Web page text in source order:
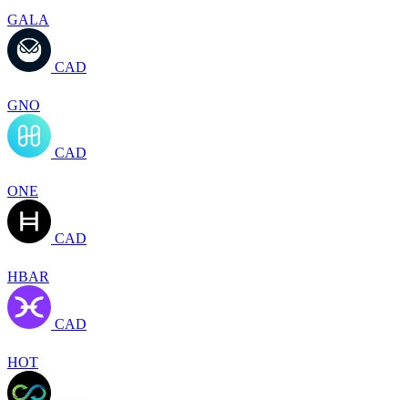
GALA
CAD
GNO
CAD
ONE
CAD
HBAR
CAD
HOT